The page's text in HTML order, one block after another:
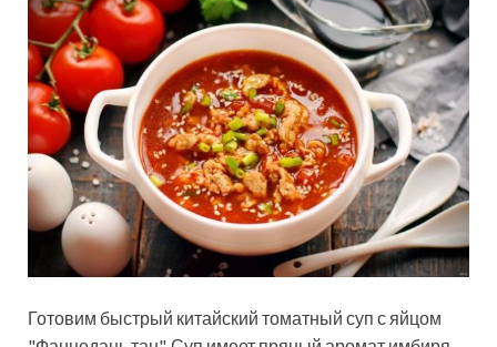
Готовим быстрый китайский томатный суп с яйцом